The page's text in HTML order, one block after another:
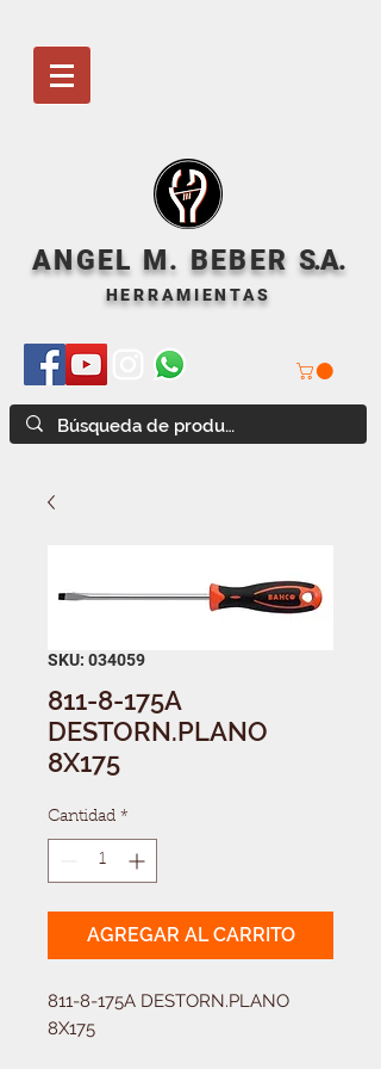
ANGEL M. BEBER S.A.
HERRAMIENTAS
SKU: 034059
811-8-175A
DESTORN.PLANO
8X175
Cantidad *
AGREGAR AL CARRITO
811-8-175A DESTORN.PLANO
8X175